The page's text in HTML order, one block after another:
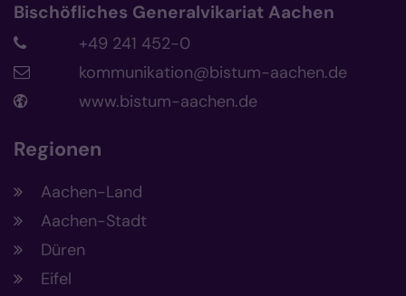
Bischöfliches Generalvikariat Aachen
+49 241 452-0
kommunikation@bistum-aachen.de
www.bistum-aachen.de
Regionen
Aachen-Land
Aachen-Stadt
Düren
Eifel